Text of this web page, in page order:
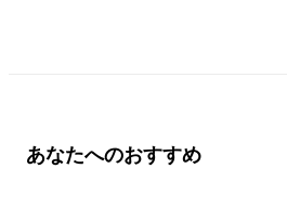
あなたへのおすすめ